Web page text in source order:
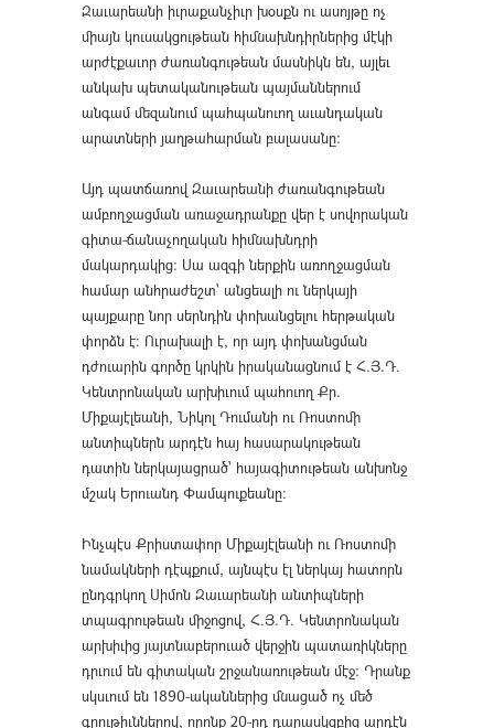
Զաւարեանի իւրաքանչիւր խօսքն ու ասոյթը ոչ
միայն կուսակցութեան հիմնախնդիրներից մէկի
արժէքաւոր ժառանգութեան մասնիկն են, այլեւ
անկախ պետականութեան պայմաններում
անգամ մեզանում պահպանուող աւանդական
արատների յաղթահարման բալասանը։
Այդ պատճառով Զաւարեանի ժառանգութեան
ամբողջացման առաջադրանքը վեր է սովորական
գիտա-ճանաչողական հիմնախնդրի
մակարդակից։ Սա ազգի ներքին առողջացման
համար անհրաժեշտ՝ անցեալի ու ներկայի
պայքարը նոր սերնդին փոխանցելու հերթական
փորձն է։ Ուրախալի է, որ այդ փոխանցման
դժուարին գործը կրկին իրականացնում է Հ.Յ.Դ.
Կենտրոնական արխիւում պահուող Քր.
Միքայէլեանի, Նիկոլ Դումանի ու Ռոստոմի
անտիպներն արդէն հայ հասարակութեան
դատին ներկայացրած՝ հայագիտութեան անխոնջ
մշակ Երուանդ Փամպուքեանը։
Ինչպէս Քրիստափոր Միքայէլեանի ու Ռոստոմի
նամակների դէպքում, այնպէս էլ ներկայ հատորն
ընդգրկող Սիմոն Զաւարեանի անտիպների
տպագրութեան միջոցով, Հ.Յ.Դ. Կենտրոնական
արխիւից յայտնաբերուած վերջին պատառիկները
դրւում են գիտական շրջանառութեան մէջ։ Դրանք
սկսւում են 1890-ականներից մնացած ոչ մեծ
գրութիւններով, որոնք 20-րդ դարասկզբից արդէն